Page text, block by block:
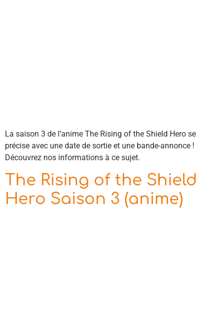
La saison 3 de l’anime The Rising of the Shield Hero se
précise avec une date de sortie et une bande-annonce !
Découvrez nos informations à ce sujet.
The Rising of the Shield
Hero Saison 3 (anime)